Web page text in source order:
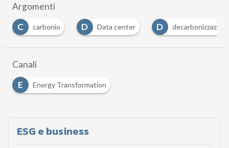
Argomenti
carbonio D Data center D decarbonizzazione
Canali
E
Energy Transformation
ESG e business